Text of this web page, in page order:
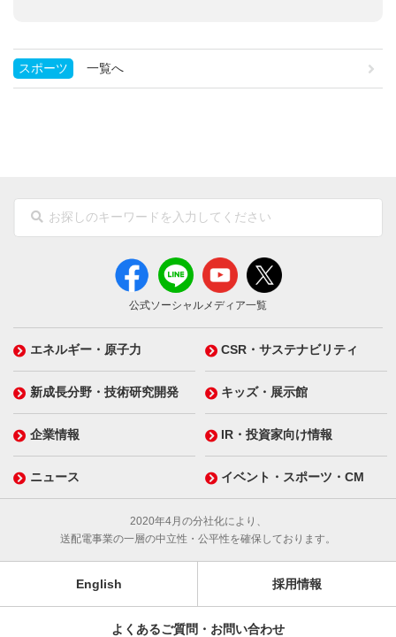
スポーツ 一覧へ
公式ソーシャルメディア一覧
エネルギー・原子力 CSR・サステナビリティ
新成長分野・技術研究開発 キッズ・展示館
企業情報 IR・投資家向け情報
ニュース イベント・スポーツ・CM
2020年4月の分社化により、
送配電事業の一層の中立性・公平性を確保しております。
English 採用情報
よくあるご質問・お問い合わせ